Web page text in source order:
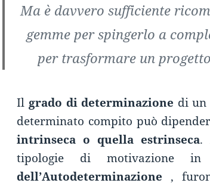
Ma è davvero sufficiente
gemme per spingerlo a
per trasformare un
Il grado di determinazione di un
determinato compito può
intrinseca o quella estrinseca.
tipologie di motivazione
dell’Autodeterminazione ,